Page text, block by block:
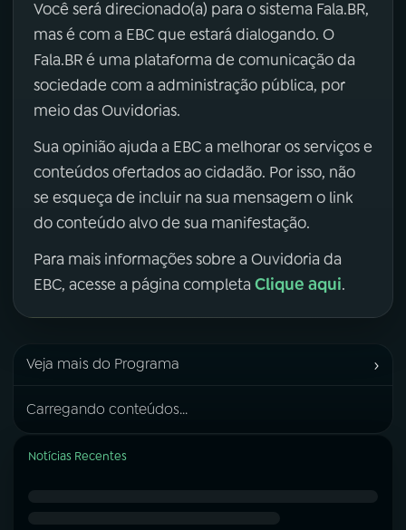
Você será direcionado(a) para o sistema Fala.BR,
mas é com a EBC que estará dialogando. O
Fala.BR é uma plataforma de comunicação da
sociedade com a administração pública, por
meio das Ouvidorias.
Sua opinião ajuda a EBC a melhorar os serviços e
conteúdos ofertados ao cidadão. Por isso, não
se esqueça de incluir na sua mensagem o link
do conteúdo alvo de sua manifestação.
Para mais informações sobre a Ouvidoria da
EBC, acesse a página completa Clique aqui.
Veja mais do Programa ›
Carregando conteúdos...
Notícias Recentes